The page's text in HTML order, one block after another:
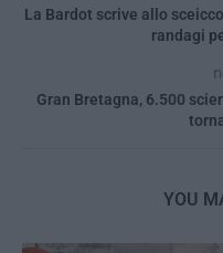
La Bardot scrive allo
randagi
Gran Bretagna, 6.500
YOU